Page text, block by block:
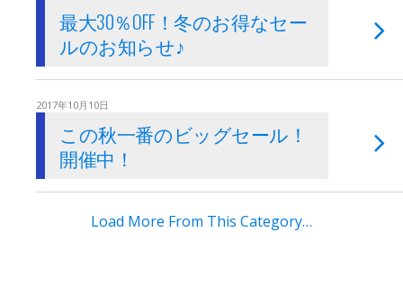
最大30％OFF！冬のお得なセー
ルのお知らせ♪
2017年10月10日
この秋一番のビッグセール！
開催中！
Load More From This Category…